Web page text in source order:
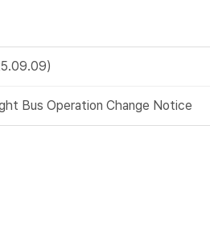
Bus Operation Change Notice